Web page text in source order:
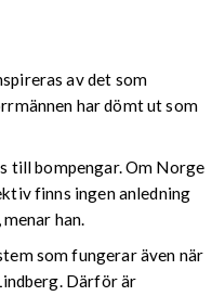
av det som
har dömt ut som
till bompengar. Om Norge
finns ingen anledning
han.
som fungerar även när
Därför är